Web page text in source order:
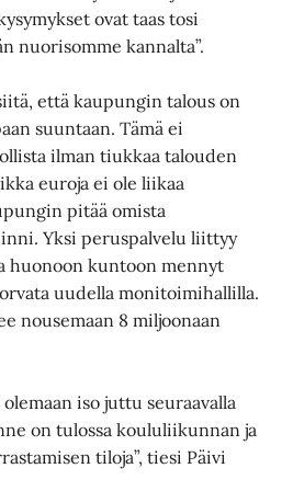
ovat taas tosi
nuorisomme kannalta”.
että kaupungin talous on
suuntaan. Tämä ei
ilman tiukkaa talouden
euroja ei ole liikaa
pitää omista
Yksi peruspalvelu liittyy
huonoon kuntoon mennyt
uudella monitoimihallilla.
nousemaan 8 miljoonaan
iso juttu seuraavalla
on tulossa koululiikunnan ja
tiloja”, tiesi Päivi